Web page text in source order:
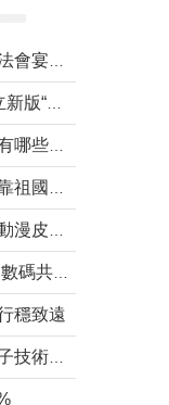
穩致遠